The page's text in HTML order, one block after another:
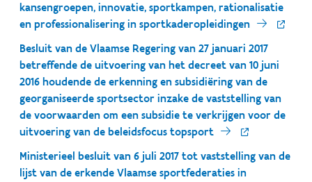
kansengroepen, innovatie, sportkampen, rationalisatie
en professionalisering in sportkaderopleidingen
Besluit van de Vlaamse Regering van 27 januari 2017
betreffende de uitvoering van het decreet van 10 juni
2016 houdende de erkenning en subsidiëring van de
georganiseerde sportsector inzake de vaststelling van
de voorwaarden om een subsidie te verkrijgen voor de
uitvoering van de beleidsfocus topsport
Ministerieel besluit van 6 juli 2017 tot vaststelling van de
lijst van de erkende Vlaamse sportfederaties in